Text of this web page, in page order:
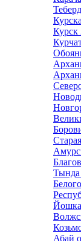
Курск
Тында
Абай